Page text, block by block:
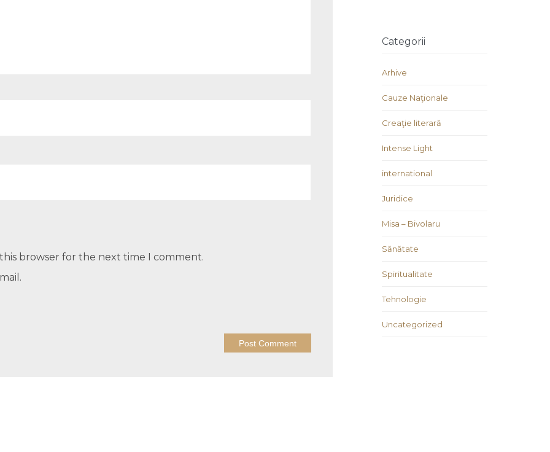
browser for the next time I comment.
Categorii
Arhive
Cauze Naţionale
Creaţie literară
Intense Light
international
Juridice
Misa – Bivolaru
Sănătate
Spiritualitate
Tehnologie
Uncategorized